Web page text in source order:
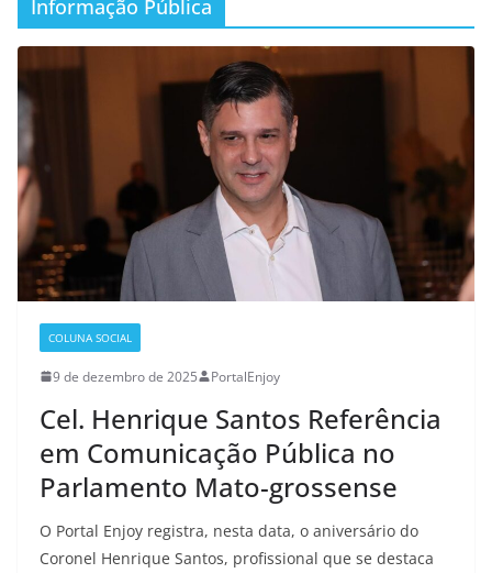
Informação Pública
COLUNA SOCIAL
9 de dezembro de 2025 PortalEnjoy
Cel. Henrique Santos Referência
em Comunicação Pública no
Parlamento Mato-grossense
O Portal Enjoy registra, nesta data, o aniversário do
Coronel Henrique Santos, profissional que se destaca